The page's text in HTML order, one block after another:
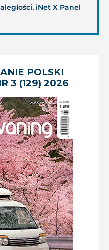
iNet X Panel
POLSKI
3 (129) 2026